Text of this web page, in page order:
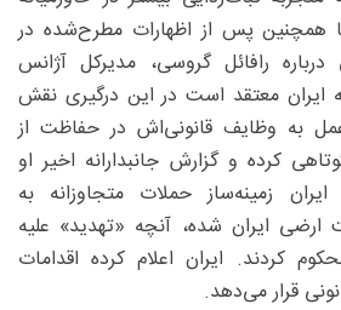
همچنین پس از اظهارات مطرح‌شده در
رافائل گروسی، مدیرکل آژانس
ایران معتقد است در این درگیری نقش
به وظایف قانونی‌اش در حفاظت از
کرده و گزارش جانبدارانه اخیر او
ایران زمینه‌ساز حملات متجاوزانه به
ایران شده، آنچه «تهدید» علیه
کردند. ایران اعلام کرده اقدامات
قرار می‌دهد.